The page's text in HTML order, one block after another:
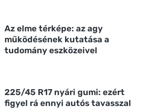
Az elme térképe: az agy
működésének kutatása a
tudomány eszközeivel
225/45 R17 nyári gumi: ezért
figyel rá ennyi autós tavasszal